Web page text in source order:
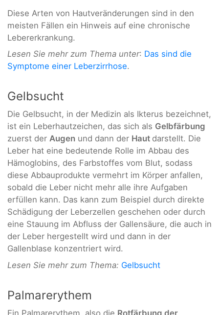
Diese Arten von Hautveränderungen sind in den
meisten Fällen ein Hinweis auf eine chronische
Lebererkrankung.
Lesen Sie mehr zum Thema unter: Das sind die
Symptome einer Leberzirrhose.
Gelbsucht
Die Gelbsucht, in der Medizin als Ikterus bezeichnet,
ist ein Leberhautzeichen, das sich als Gelbfärbung
zuerst der Augen und dann der Haut darstellt. Die
Leber hat eine bedeutende Rolle im Abbau des
Hämoglobins, des Farbstoffes vom Blut, sodass
diese Abbauprodukte vermehrt im Körper anfallen,
sobald die Leber nicht mehr alle ihre Aufgaben
erfüllen kann. Das kann zum Beispiel durch direkte
Schädigung der Leberzellen geschehen oder durch
eine Stauung im Abfluss der Gallensäure, die auch in
der Leber hergestellt wird und dann in der
Gallenblase konzentriert wird.
Lesen Sie mehr zum Thema: Gelbsucht
Palmarerythem